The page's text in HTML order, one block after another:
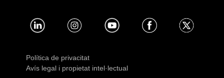
Política de privacitat
Avís legal i propietat intel·lectual